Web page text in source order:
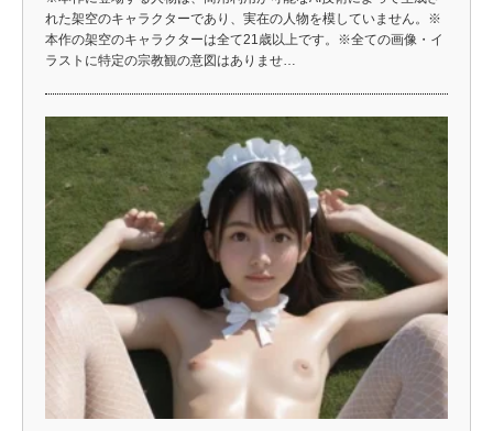
れた架空のキャラクターであり、実在の人物を模していません。※
本作の架空のキャラクターは全て21歳以上です。※全ての画像・イ
ラストに特定の宗教観の意図はありませ…